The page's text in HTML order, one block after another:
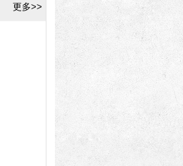
更多>>